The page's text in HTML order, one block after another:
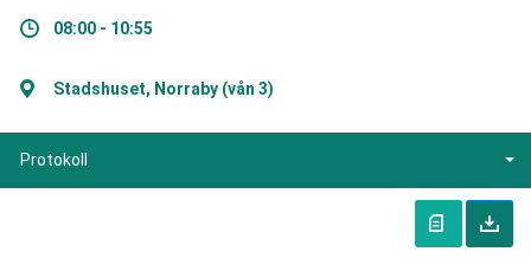
08:00 - 10:55
Stadshuset, Norraby (vån 3)
Protokoll